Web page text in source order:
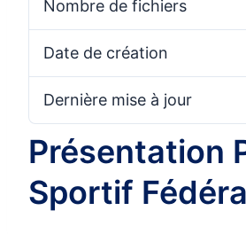
Nombre de fichiers
Date de création
Dernière mise à jour
Présentation
Sportif